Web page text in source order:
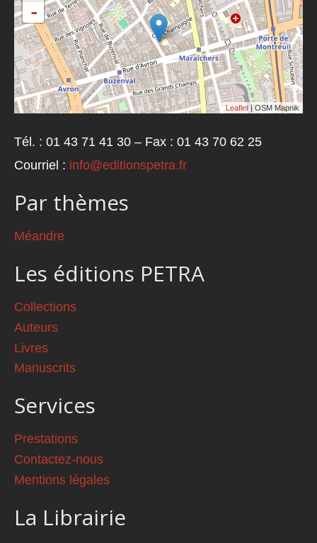
-
Leaflet | OSM Mapnik
Tél. : 01 43 71 41 30 – Fax : 01 43 70 62 25
Courriel : info@editionspetra.fr
Par thèmes
Méandre
Les éditions PETRA
Collections
Auteurs
Livres
Manuscrits
Services
Prestations
Contactez-nous
Mentions légales
La Librairie